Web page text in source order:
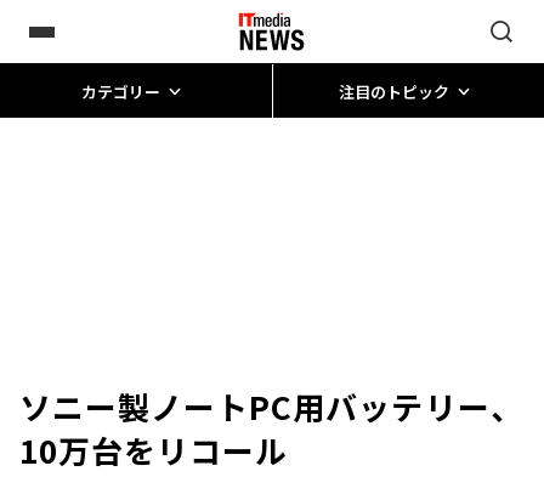
カテゴリー 注目のトピック
ソニー製ノートPC用バッテリー、
10万台をリコール